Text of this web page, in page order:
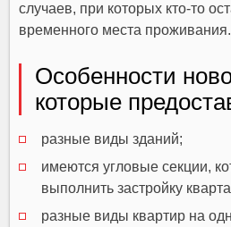
случаев, при которых кто-то
временного места проживания.
Особенности
которые
разные виды зданий;
имеются угловые секции,
выполнить застройку
разные виды квартир на